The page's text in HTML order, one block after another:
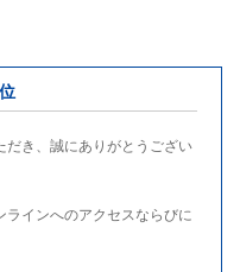
だき、誠にありがとうござい
ラインへのアクセスならびに